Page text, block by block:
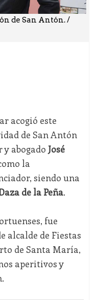
de San Antón. /
acogió este
de San Antón
abogado José
la
siendo una
de la Peña.
fue
alcalde de Fiestas
de Santa María,
aperitivos y